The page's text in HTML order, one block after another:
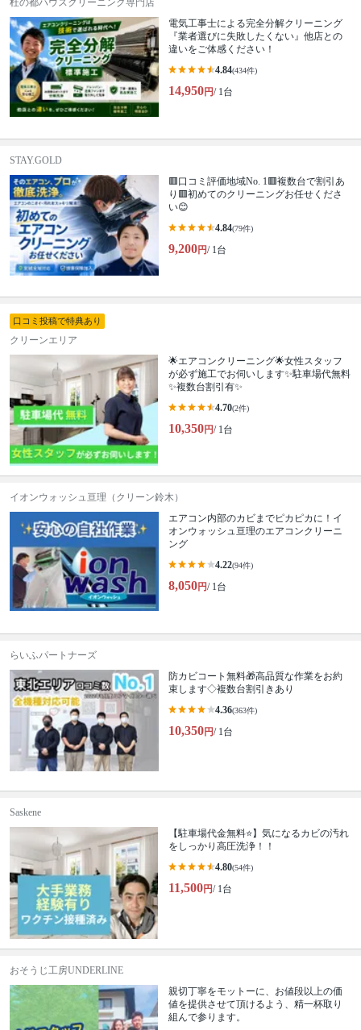
杜の都ハウスクリーニング専門店
電気工事士による完全分解クリーニング
『業者選びに失敗したくない』他店との
違いをご体感ください！
4.84(434件)
14,950円/ 1台
STAY.GOLD
🟥口コミ評価地域No. 1🟥複数台で割引あ
り🟥初めてのクリーニングお任せくださ
い😊
4.84(79件)
9,200円/ 1台
口コミ投稿で特典あり
クリーンエリア
🌟エアコンクリーニング🌟女性スタッフ
が必ず施工でお伺いします✨駐車場代無料
✨複数台割引有✨
4.70(2件)
10,350円/ 1台
イオンウォッシュ亘理（クリーン鈴木）
エアコン内部のカビまでピカピカに！イ
オンウォッシュ亘理のエアコンクリーニ
ング
4.22(94件)
8,050円/ 1台
らいふパートナーズ
防カビコート無料🎁高品質な作業をお約
束します◇複数台割引きあり
4.36(363件)
10,350円/ 1台
Saskene
【駐車場代金無料⭐️】気になるカビの汚れ
をしっかり高圧洗浄！！
4.80(54件)
11,500円/ 1台
おそうじ工房UNDERLINE
親切丁寧をモットーに、お値段以上の価
値を提供させて頂けるよう、精一杯取り
組んで参ります。